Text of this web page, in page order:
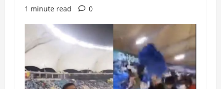
1 minute read
0